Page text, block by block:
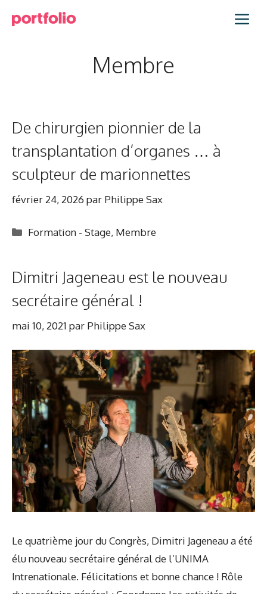
Membre
De chirurgien pionnier de la
transplantation d’organes … à
sculpteur de marionnettes
février 24, 2026 par Philippe Sax
Catégories
Formation - Stage, Membre
Dimitri Jageneau est le nouveau
secrétaire général !
mai 10, 2021 par Philippe Sax
Le quatrième jour du Congrès, Dimitri Jageneau a été
élu nouveau secrétaire général de l’UNIMA
Intrenationale. Félicitations et bonne chance ! Rôle